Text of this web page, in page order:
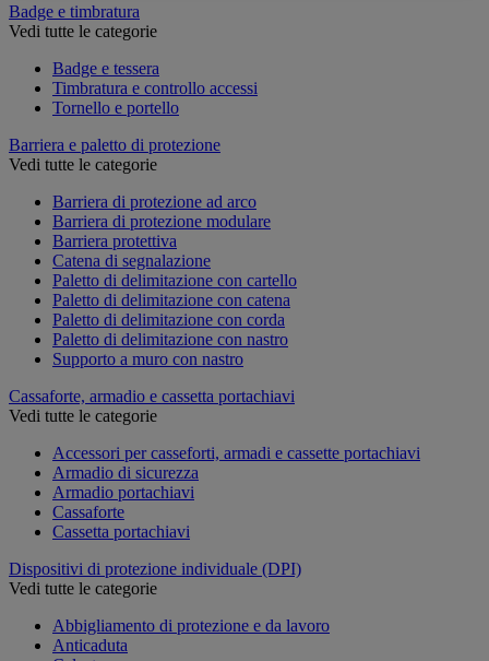
Badge e timbratura
Vedi tutte le categorie
Badge e tessera
Timbratura e controllo accessi
Tornello e portello
Barriera e paletto di protezione
Vedi tutte le categorie
Barriera di protezione ad arco
Barriera di protezione modulare
Barriera protettiva
Catena di segnalazione
Paletto di delimitazione con cartello
Paletto di delimitazione con catena
Paletto di delimitazione con corda
Paletto di delimitazione con nastro
Supporto a muro con nastro
Cassaforte, armadio e cassetta portachiavi
Vedi tutte le categorie
Accessori per casseforti, armadi e cassette portachiavi
Armadio di sicurezza
Armadio portachiavi
Cassaforte
Cassetta portachiavi
Dispositivi di protezione individuale (DPI)
Vedi tutte le categorie
Abbigliamento di protezione e da lavoro
Anticaduta